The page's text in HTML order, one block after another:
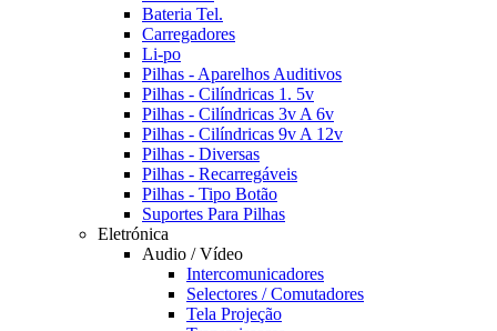
Bateria Tel.
Carregadores
Li-po
Pilhas - Aparelhos Auditivos
Pilhas - Cilíndricas 1. 5v
Pilhas - Cilíndricas 3v A 6v
Pilhas - Cilíndricas 9v A 12v
Pilhas - Diversas
Pilhas - Recarregáveis
Pilhas - Tipo Botão
Suportes Para Pilhas
Eletrónica
Audio / Vídeo
Intercomunicadores
Selectores / Comutadores
Tela Projeção